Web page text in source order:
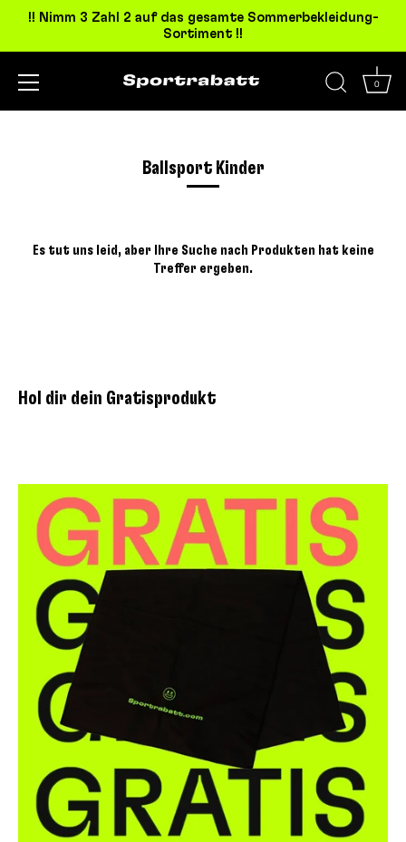
!! Nimm 3 Zahl 2 auf das gesamte Sommerbekleidung-
Sortiment !!
0
Ballsport Kinder
Es tut uns leid, aber Ihre Suche nach Produkten hat keine
Treffer ergeben.
Hol dir dein Gratisprodukt